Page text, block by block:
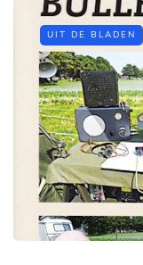
UIT DE BLADEN